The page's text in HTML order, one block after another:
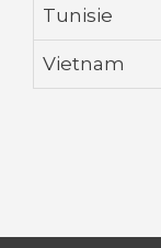
Tunisie
Vietnam